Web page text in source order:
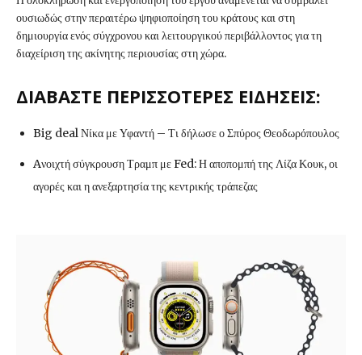
ουσιωδώς στην περαιτέρω ψηφιοποίηση του κράτους και στη
δημιουργία ενός σύγχρονου και λειτουργικού περιβάλλοντος για τη
διαχείριση της ακίνητης περιουσίας στη χώρα.
ΔΙΑΒΑΣΤΕ ΠΕΡΙΣΣΟΤΕΡΕΣ ΕΙΔΗΣΕΙΣ:
Big deal Νίκα με Υφαντή – Τι δήλωσε ο Σπύρος Θεοδωρόπουλος
Aνοιχτή σύγκρουση Τραμπ με Fed: Η αποπομπή της Λίζα Κουκ, οι
αγορές και η ανεξαρτησία της κεντρικής τράπεζας